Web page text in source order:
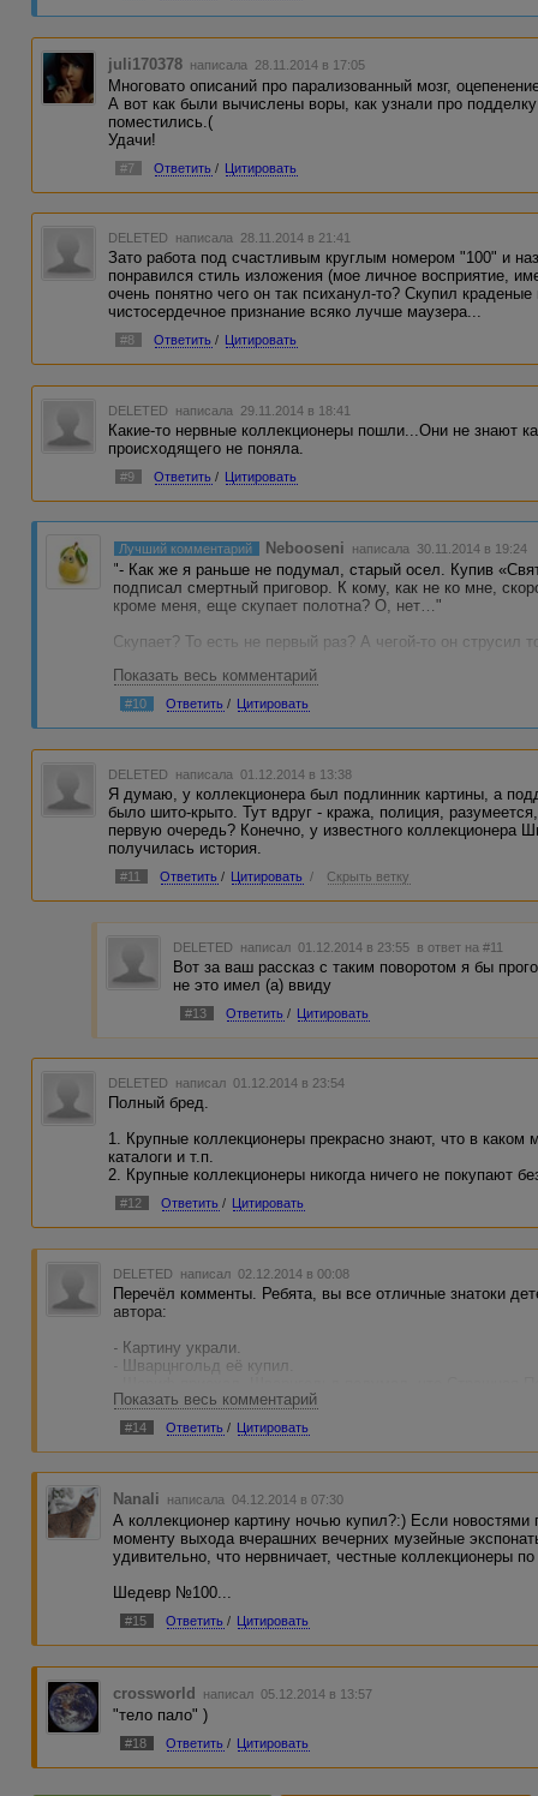
juli170378 написала 28.11.2014 в 17:05
Многовато описаний про парализованный мозг,
А вот как были вычислены воры, как узнали про
поместились.(
Удачи!
#7 Ответить / Цитировать
DELETED написала 28.11.2014 в 21:41
Зато работа под счастливым круглым номером "100" и
понравился стиль изложения (мое личное восприятие,
очень понятно чего он так психанул-то? Скупил
чистосердечное признание всяко лучше маузера...
#8 Ответить / Цитировать
DELETED написала 29.11.2014 в 18:41
Какие-то нервные коллекционеры пошли...Они не знают
происходящего не поняла.
#9 Ответить / Цитировать
Лучший комментарий Nebooseni написала 30.11.2014 в 19:24
"- Как же я раньше не подумал, старый осел. Купив
подписал смертный приговор. К кому, как не ко мне,
кроме меня, еще скупает полотна? О, нет…"
Скупает? То есть не первый раз? А чегой-то он струсил
Да, за скупку - смертная казнь и позор, дошло до него
Полицейский дружит со скупщиком краденного,
все краденные на виду висят.
"- Они никогда не доберутся до меня! Я не позволю им
сознание коллекционера. "
Сознание на каком языке твердило?
А коллекционер-то - чокнулся!
Показать весь комментарий
#10 Ответить / Цитировать
DELETED написала 01.12.2014 в 13:38
Я думаю, у коллекционера был подлинник картины, а
было шито-крыто. Тут вдруг - кража, полиция,
первую очередь? Конечно, у известного коллекционера
получилась история.
#11 Ответить / Цитировать / Скрыть ветку
DELETED написал 01.12.2014 в 23:55 в ответ на #11
Вот за ваш рассказ с таким поворотом я бы
не это имел (а) ввиду
#13 Ответить / Цитировать
DELETED написал 01.12.2014 в 23:54
Полный бред.
1. Крупные коллекционеры прекрасно знают, что в
каталоги и т.п.
2. Крупные коллекционеры никогда ничего не покупают
#12 Ответить / Цитировать
DELETED написал 02.12.2014 в 00:08
Перечёл комменты. Ребята, вы все отличные знатоки
автора:
- Картину украли.
- Шварцнгольд её купил.
(улики, алиби, расследования адвокаты - всё это не
- Шварцгольд застрелился, чтобы не опозорить
Шварцнгольдов своей отсидкой.
- Ирония в том, что музейные работники не сообщили
сообщили полиции. Хотя, возможно, что я тоже
Полицейских Телепатах, которые узнали из Астрала,
Показать весь комментарий
#14 Ответить / Цитировать
Nanali написала 04.12.2014 в 07:30
А коллекционер картину ночью купил?:) Если новостями
моменту выхода вчерашних вечерних музейные
удивительно, что нервничает, честные коллекционеры
Шедевр №100...
#15 Ответить / Цитировать
crossworld написал 05.12.2014 в 13:57
"тело пало" )
#18 Ответить / Цитировать